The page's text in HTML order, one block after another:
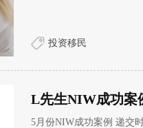
投资移民
L先生NIW成功案
5月份NIW成功案例 递交